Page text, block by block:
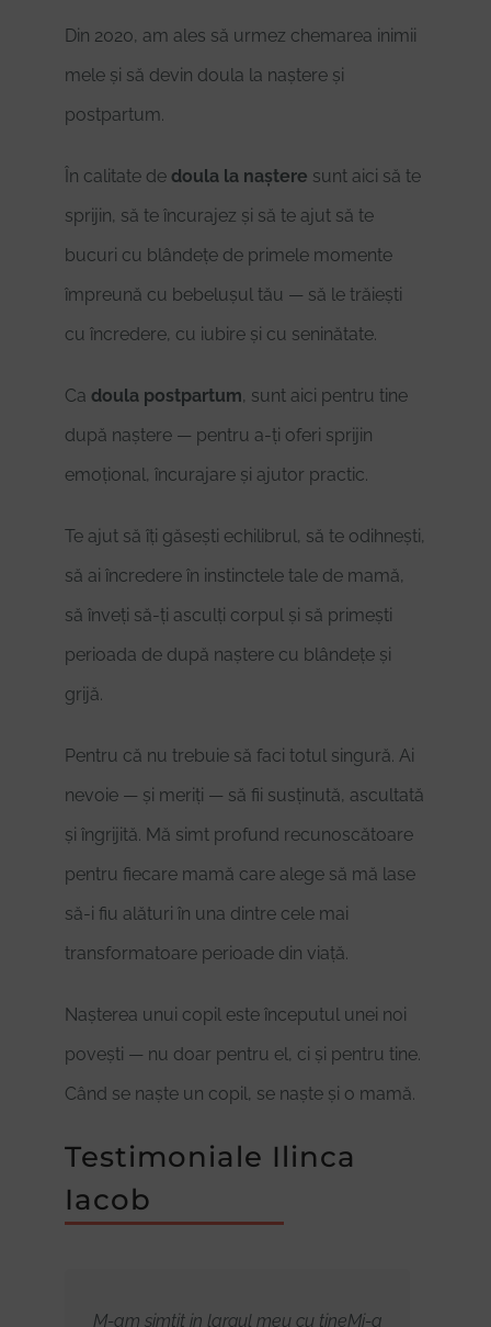
Din 2020, am ales să urmez chemarea inimii
mele și să devin doula la naștere și
postpartum.
În calitate dedoula la naștere sunt aici să te
sprijin, să te încurajez și să te ajut să te
bucuri cu blândețe de primele momente
împreună cu bebelușul tău — să le trăiești
cu încredere, cu iubire și cu seninătate.
Cadoula postpartum, sunt aici pentru tine
după naștere — pentru a-ți oferi sprijin
emoțional, încurajare și ajutor practic.
Te ajut să îți găsești echilibrul, să te odihnești,
să ai încredere în instinctele tale de mamă,
să înveți să-ți asculți corpul și să primești
perioada de după naștere cu blândețe și
grijă.
Pentru că nu trebuie să faci totul singură. Ai
nevoie — și meriți — să fii susținută, ascultată
și îngrijită. Mă simt profund recunoscătoare
pentru fiecare mamă care alege să mă lase
să-i fiu alături în una dintre cele mai
transformatoare perioade din viață.
Nașterea unui copil este începutul unei noi
povești — nu doar pentru el, ci și pentru tine.
Când se naște un copil, se naște și o mamă.
Testimoniale Ilinca
Iacob
M-am simtit in largul meu cu tineMi-a